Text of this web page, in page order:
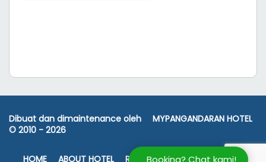
Booking? Chat kami!
Dibuat dan dimaintenance oleh
MYPANGANDARAN HOTEL
© 2010 - 2026
HOME ABOUT HOTEL ROOM RATES FASILITAS PETA